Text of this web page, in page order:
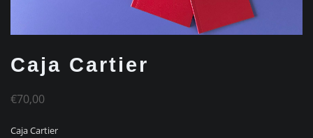
Caja Cartier
€70,00
Caja Cartier